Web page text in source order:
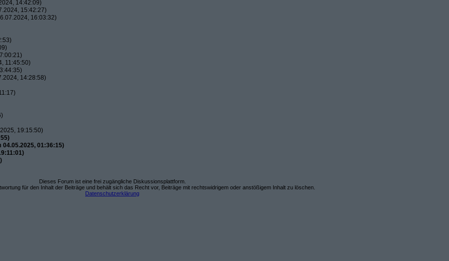
14:42:09)
15:42:27)
16:03:32)
11:45:50)
14:28:58)
19:15:50)
04.05.2025, 01:36:15)
Dieses Forum ist eine frei zugängliche Diskussionsplattform.
für den Inhalt der Beiträge und behält sich das Recht vor, Beiträge mit rechtswidrigem oder anstößigem Inhalt zu löschen.
Datenschutzerklärung